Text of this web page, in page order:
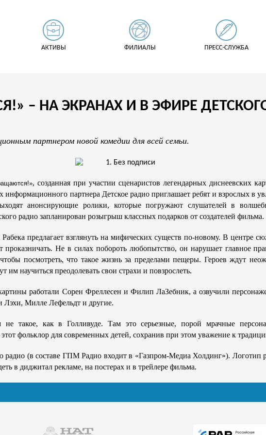
АКТИВЫ ФИЛИАЛЫ ПРЕСС-СЛУЖБА
– НА ЭКРАНАХ И В ЭФИРЕ
партнером новой комедии для всей семьи.
, созданная при участии сценаристов легендарных диснеевских
информационного партнера Детское радио приглашает ребят и взрослых в
анонсирующие ролики, которые погружают слушателей в
радио запланирован розыгрыш классных подарков от создателей фильма.
предлагает взглянуть на мифических существ по‑новому. В центре
Не в силах побороть любопытство, он нарушает главное
посмотреть, что такое жизнь за пределами пещеры. Героев ждут
научиться преодолевать свои страхи и повзрослеть.
работали Сорен Фреллесен и Филип ЛаЗебник, а озвучили
Милле Лефельдт и другие.
такое, как в Голливуде. Там это серьезные, порой мрачные
фольклор для современных детей, сохранив при этом уважение к
радио (в составе ГПМ Радио входит в «Газпром-Медиа Холдинг»). Логотип
в диджитал рекламе, на постерах и в трейлере фильма.